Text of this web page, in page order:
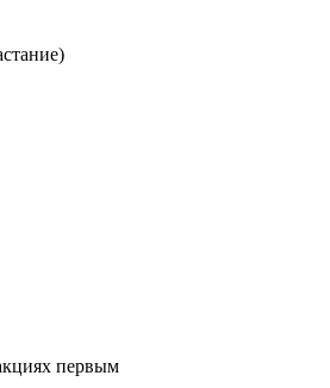
первым